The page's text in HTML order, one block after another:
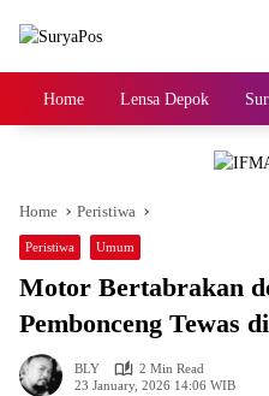
Home Lensa Depok
Home Peristiwa
Peristiwa Umum
Motor Bertabrakan
Pembonceng Tewas
BLY
2 Min Read
23 January, 2026 14:06 WIB